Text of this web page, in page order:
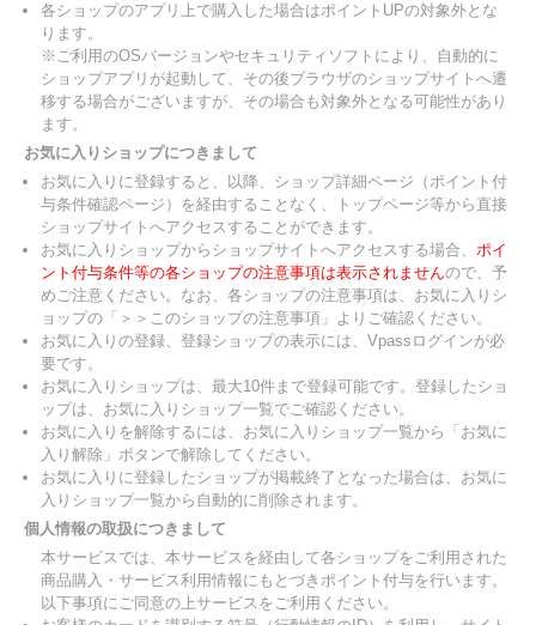
各ショップのアプリ上で購入した場合はポイントUPの対象外とな
ります。
※ご利用のOSバージョンやセキュリティソフトにより、自動的に
ショップアプリが起動して、その後ブラウザのショップサイトへ遷
移する場合がございますが、その場合も対象外となる可能性があり
ます。
お気に入りショップにつきまして
お気に入りに登録すると、以降、ショップ詳細ページ（ポイント付
与条件確認ページ）を経由することなく、トップページ等から直接
ショップサイトへアクセスすることができます。
お気に入りショップからショップサイトへアクセスする場合、 ポイ
ント付与条件等の各ショップの注意事項は表示されませんので、予
めご注意ください。なお、各ショップの注意事項は、お気に入りシ
ョップの「＞＞このショップの注意事項」よりご確認ください。
お気に入りの登録、登録ショップの表示には、Vpassログインが必
要です。
お気に入りショップは、最大10件まで登録可能です。登録したショ
ップは、お気に入りショップ一覧でご確認ください。
お気に入りを解除するには、お気に入りショップ一覧から「お気に
入り解除」ボタンで解除してください。
お気に入りに登録したショップが掲載終了となった場合は、お気に
入りショップ一覧から自動的に削除されます。
個人情報の取扱につきまして
本サービスでは、本サービスを経由して各ショップをご利用された
商品購入・サービス利用情報にもとづきポイント付与を行います。
以下事項にご同意の上サービスをご利用ください。